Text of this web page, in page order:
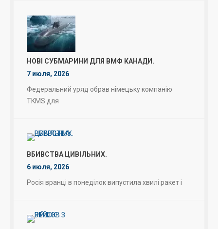
НОВІ СУБМАРИНИ ДЛЯ ВМФ КАНАДИ.
7 июля, 2026
Федеральний уряд обрав німецьку компанію
TKMS для
ВБИВСТВА ЦИВІЛЬНИХ.
6 июля, 2026
Росія вранці в понеділок випустила хвилі ракет і